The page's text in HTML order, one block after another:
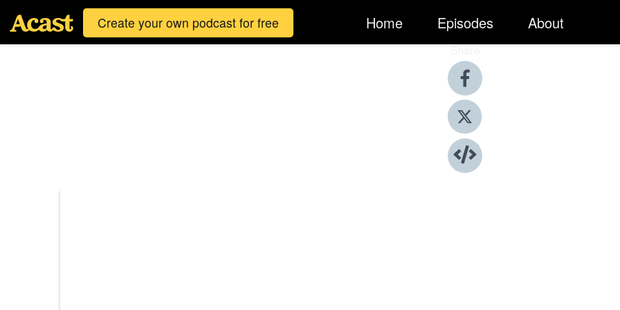
Create your own podcast for free Home Episodes About
Share